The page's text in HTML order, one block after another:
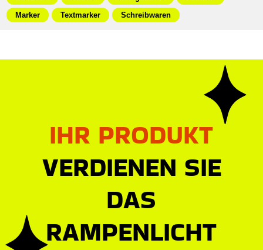
Marker
Textmarker Schreibwaren
IHR PRODUKT
VERDIENEN SIE
DAS
RAMPENLICHT